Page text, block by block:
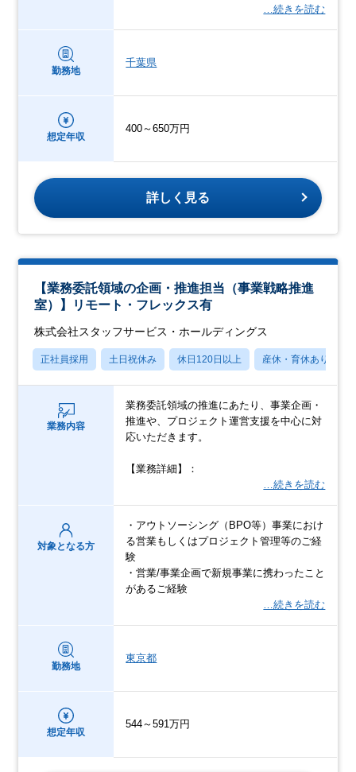
…続きを読む
勤務地
千葉県
想定年収
400～650万円
詳しく見る
【業務委託領域の企画・推進担当（事業戦略推進
室）】リモート・フレックス有
株式会社スタッフサービス・ホールディングス
正社員採用 土日祝休み 休日120日以上 産休・育休あり
業務内容
業務委託領域の推進にあたり、事業企画・
推進や、プロジェクト運営支援を中心に対
応いただきます。
【業務詳細】：
…続きを読む
対象となる方
・アウトソーシング（BPO等）事業におけ
る営業もしくはプロジェクト管理等のご経
験
・営業/事業企画で新規事業に携わったこと
があるご経験
…続きを読む
勤務地
東京都
想定年収
544～591万円